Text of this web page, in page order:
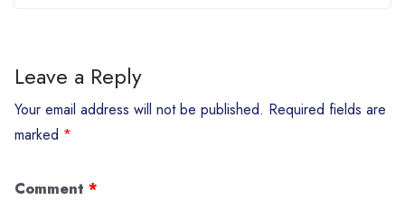
Leave a Reply
Your email address will not be published. Required fields are
marked *
Comment *